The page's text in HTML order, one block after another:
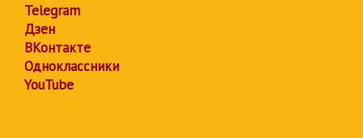
Telegram
Дзен
ВКонтакте
Одноклассники
YouTube